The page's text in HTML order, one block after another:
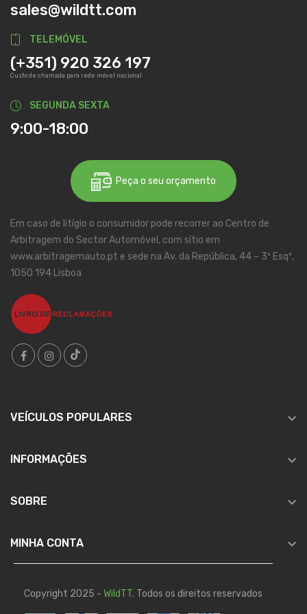
sales@wildtt.com
TELEMÓVEL
(+351) 920 326 197
Custo de chamada para rede móvel nacional
SEGUNDA SEXTA
9:00-18:00
Peça o seu orçamento
Em caso de litígio o consumidor pode recorrer ao Centro de
Arbitragem do Sector Automóvel, com sítio em
www.arbitragemauto.pt e sede na Av. da República, 44 – 3º Esqº,
1050 194 Lisboa
VEÍCULOS POPULARES 
INFORMAÇÕES 
SOBRE 
MINHA CONTA 
Copyright 2025 - WildTT. Todos os direitos reservados